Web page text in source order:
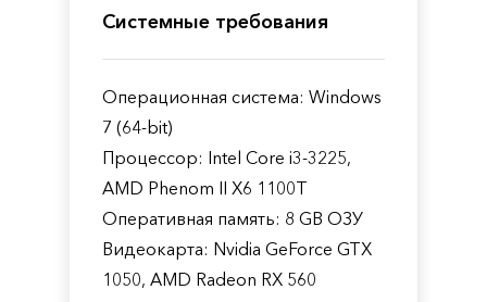
Системные требования
Операционная система: Windows
7 (64-bit)
Процессор: Intel Core i3-3225,
AMD Phenom II X6 1100T
Оперативная память: 8 GB ОЗУ
Видеокарта: Nvidia GeForce GTX
1050, AMD Radeon RX 560